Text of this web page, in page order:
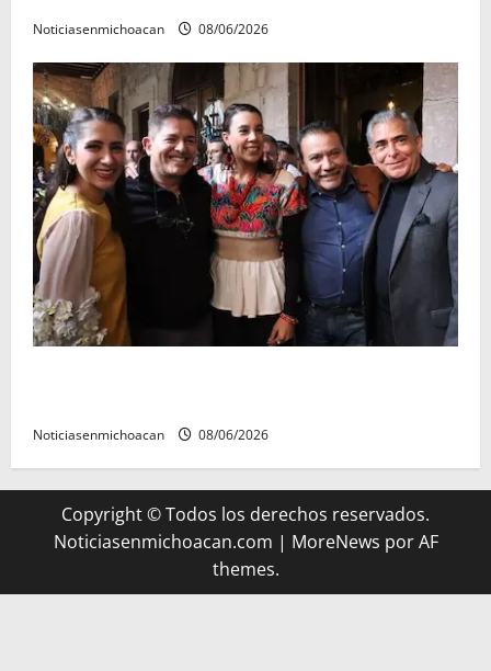
Noticiasenmichoacan 08/06/2026
Noticiasenmichoacan 08/06/2026
Copyright © Todos los derechos reservados.
Noticiasenmichoacan.com | MoreNews por AF
themes.